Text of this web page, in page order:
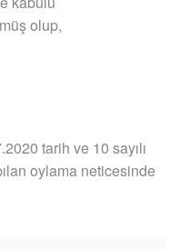
olup,
tarih ve 10 sayılı
oylama neticesinde